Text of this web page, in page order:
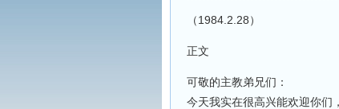
（1984.2.28）
正文
可敬的主教弟兄们：
今天我实在很高兴能欢迎你们